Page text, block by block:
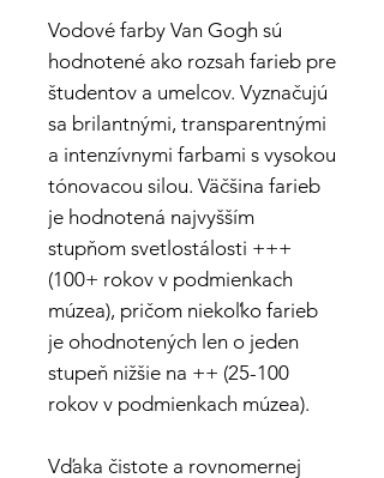
Vodové farby Van Gogh sú
hodnotené ako rozsah farieb pre
študentov a umelcov. Vyznačujú
sa brilantnými, transparentnými
a intenzívnymi farbami s vysokou
tónovacou silou. Väčšina farieb
je hodnotená najvyšším
stupňom svetlostálosti +++
(100+ rokov v podmienkach
múzea), pričom niekoľko farieb
je ohodnotených len o jeden
stupeň nižšie na ++ (25-100
rokov v podmienkach múzea).
Vďaka čistote a rovnomernej